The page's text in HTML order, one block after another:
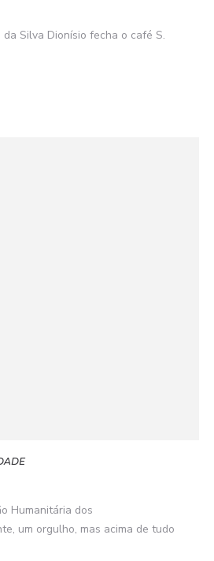
da Silva Dionísio fecha o café S.
Humanitária dos
um orgulho, mas acima de tudo